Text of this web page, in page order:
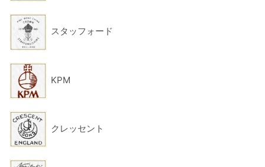
スタッフォード
KPM
クレッセント